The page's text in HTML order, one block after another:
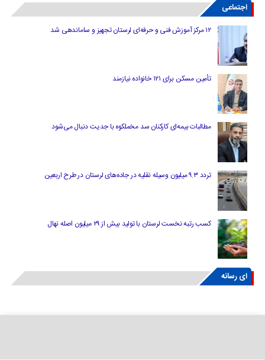
اجتماعی
۱۲ مرکز آموزش فنی و حرفه‌ای لرستان تجهیز و ساماندهی شد
تأمین مسکن برای ۱۲۱ خانواده نیازمند
مطالبات بیمه‌ای کارکنان سد مخملکوه با جدیت دنبال می‌شود
تردد ۹.۳ میلیون وسیله نقلیه در جاده‌های لرستان در طرح اربعین
کسب رتبه نخست لرستان با تولید بیش از ۲۹ میلیون اصله نهال
ای رسانه